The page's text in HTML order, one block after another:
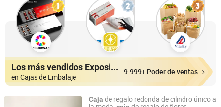
Los más vendidos Expositores
en Cajas de Embalaje
9.999+ Poder de ventas
Caja de regalo redonda de cilindro único a